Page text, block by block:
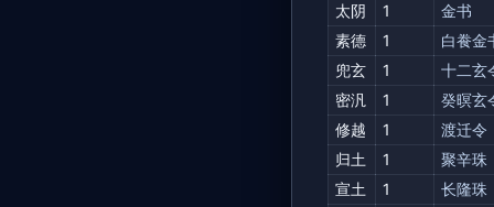
太阴
1
金书
素德
1
白飬金
兜玄
1
十二玄
密汎
1
癸暝玄
修越
1
渡迁令
归土
1
聚辛珠
宣土
1
长隆珠